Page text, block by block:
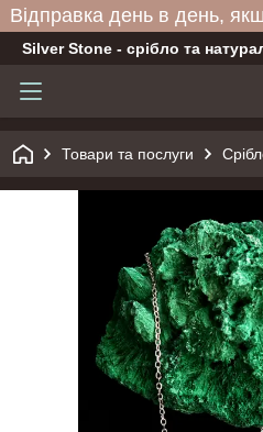
Відправка день в день,
Silver Stone - срібло та
Товари та послуги